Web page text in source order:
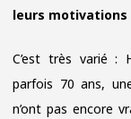
leurs motivations
C’est très varié :
parfois 70 ans,
n’ont pas encore